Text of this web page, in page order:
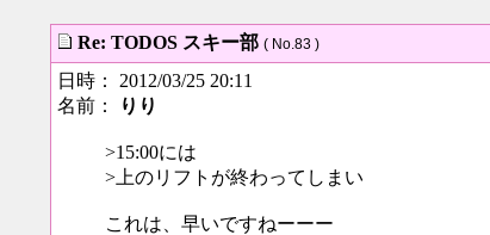
Re: TODOS スキー部 ( No.83 )
日時： 2012/03/25 20:11
名前：
りり
>15:00には
>上のリフトが終わってしまい
これは、早いですねーーー